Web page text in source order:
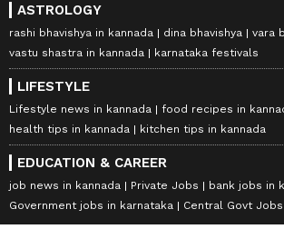
ASTROLOGY
rashi bhavishya in kannada dina bhavishya
vara
vastu shastra in kannada
karnataka festivals
LIFESTYLE
Lifestyle news in kannada
food recipes in
health tips in kannada
kitchen tips in kannada
EDUCATION & CAREER
job news in kannada Private Jobs
bank jobs in
Government jobs in karnataka
Central Govt